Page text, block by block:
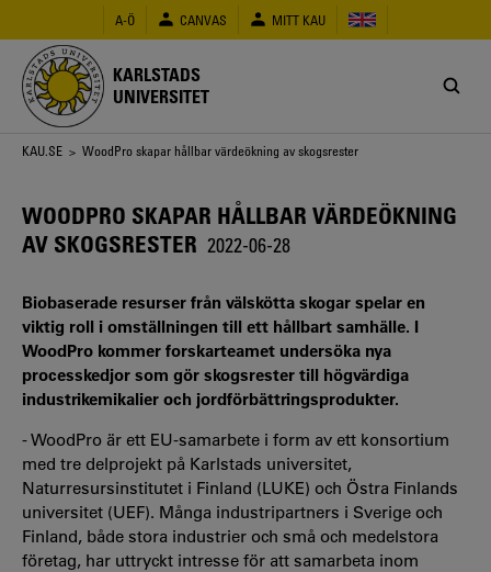
huvudinnehåll
A-Ö CANVAS MITT KAU
KARLSTADS
UNIVERSITET
Länkstig
KAU.SE > WoodPro skapar hållbar värdeökning av skogsrester
WOODPRO SKAPAR HÅLLBAR VÄRDEÖKNING
AV SKOGSRESTER 2022-06-28
Biobaserade resurser från välskötta skogar spelar en
viktig roll i omställningen till ett hållbart samhälle. I
WoodPro kommer forskarteamet undersöka nya
processkedjor som gör skogsrester till högvärdiga
industrikemikalier och jordförbättringsprodukter.
- WoodPro är ett EU-samarbete i form av ett konsortium
med tre delprojekt på Karlstads universitet,
Naturresursinstitutet i Finland (LUKE) och Östra Finlands
universitet (UEF). Många industripartners i Sverige och
Finland, både stora industrier och små och medelstora
företag, har uttryckt intresse för att samarbeta inom